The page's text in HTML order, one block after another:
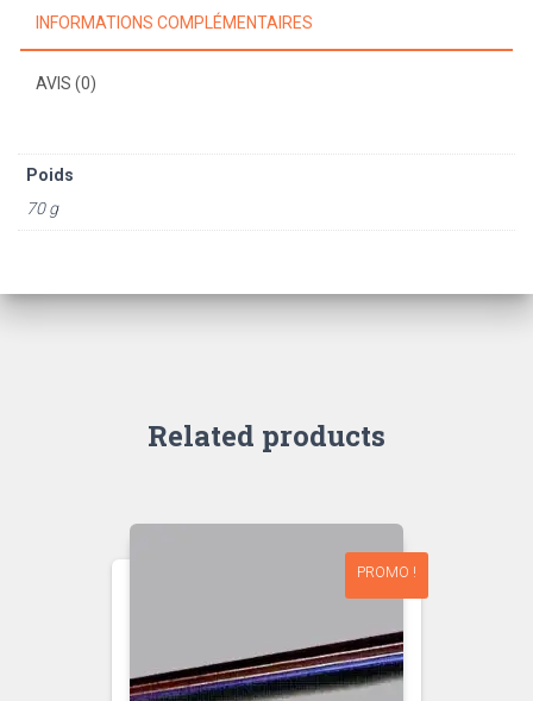
INFORMATIONS COMPLÉMENTAIRES
AVIS (0)
Poids
70 g
Related products
PROMO !